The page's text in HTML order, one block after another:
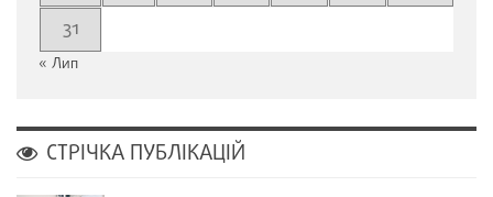
31
« Лип
СТРІЧКА ПУБЛІКАЦІЙ